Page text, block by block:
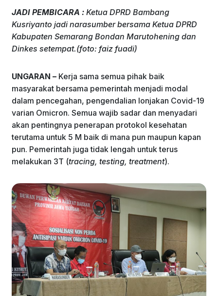
c
e
b
o
k
k
e
dI
at
s
A
p
e
gr
a
ai
l
ar
e
JADI PEMBICARA : Ketua DPRD Bambang
Kusriyanto jadi narasumber bersama Ketua DPRD
Kabupaten Semarang Bondan Marutohening dan
Dinkes setempat.(foto: faiz fuadi)
UNGARAN – Kerja sama semua pihak baik
masyarakat bersama pemerintah menjadi modal
dalam pencegahan, pengendalian lonjakan Covid-19
varian Omicron. Semua wajib sadar dan menyadari
akan pentingnya penerapan protokol kesehatan
terutama untuk 5 M baik di mana pun maupun kapan
pun. Pemerintah juga tidak lengah untuk terus
melakukan 3T (tracing, testing, treatment).